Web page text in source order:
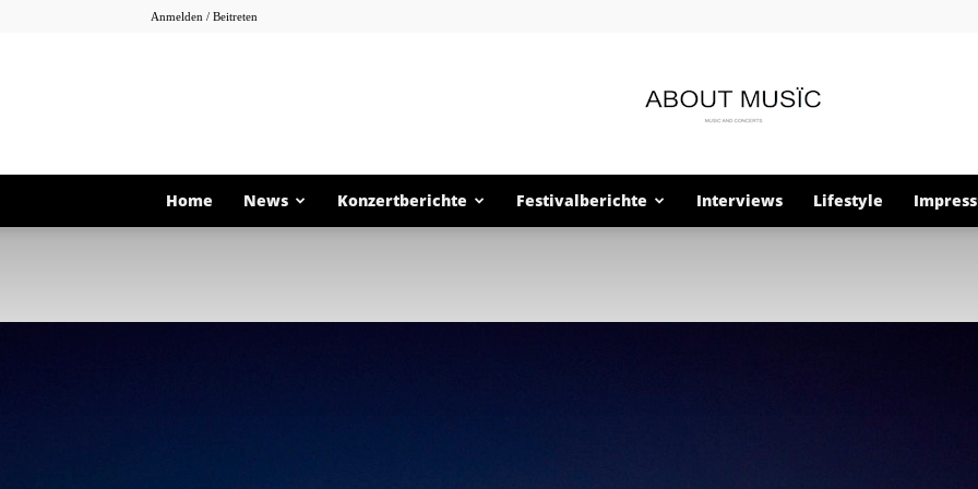
Anmelden / Beitreten
About
Home News Konzertberichte Festivalberichte Interviews Lifestyle